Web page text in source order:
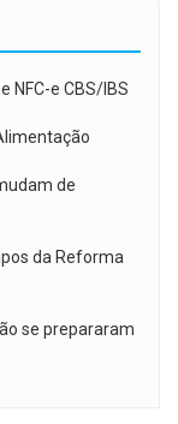
NFC-e CBS/IBS
de
da Reforma
se prepararam